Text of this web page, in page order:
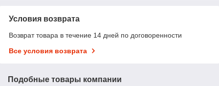
Условия возврата
Возврат товара в течение 14 дней по договоренности
Все условия возврата
Подобные товары компании